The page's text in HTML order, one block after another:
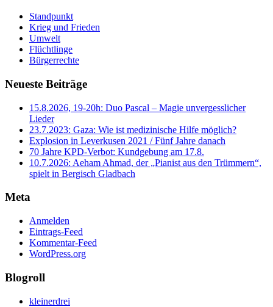
Standpunkt
Krieg und Frieden
Umwelt
Flüchtlinge
Bürgerrechte
Neueste Beiträge
15.8.2026, 19-20h: Duo Pascal – Magie unvergesslicher
Lieder
23.7.2023: Gaza: Wie ist medizinische Hilfe möglich?
Explosion in Leverkusen 2021 / Fünf Jahre danach
70 Jahre KPD‑Verbot: Kundgebung am 17.8.
10.7.2026: Aeham Ahmad, der „Pianist aus den Trümmern“,
spielt in Bergisch Gladbach
Meta
Anmelden
Eintrags-Feed
Kommentar-Feed
WordPress.org
Blogroll
kleinerdrei